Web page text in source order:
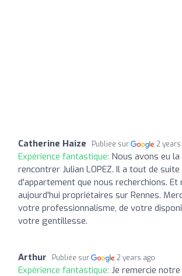
Catherine Haize Publiée sur 2 years
Expérience fantastique: Nous avons eu la
rencontrer Julian LOPEZ. Il a tout de
d'appartement que nous recherchions. Et
aujourd'hui propriétaires sur Rennes.
votre professionnalisme, de votre
votre gentillesse.
Arthur Publiée sur 2 years ago
Expérience fantastique: Je remercie